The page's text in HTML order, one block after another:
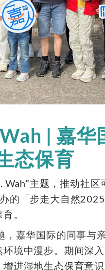
Wah | 嘉
态保育
Wah”主题，推动社区
的「步走大自然
。
嘉华国际的同事与
境中漫步。期间深
进湿地生态保育意识